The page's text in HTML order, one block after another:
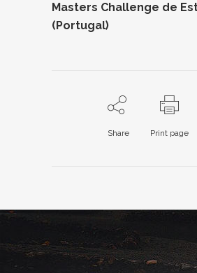
Masters Challenge de
(Portugal)
Share Print page